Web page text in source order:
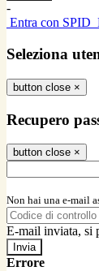
-
Entra con SPID
Seleziona
button close ×
Recupero
button close ×
Non hai una e-mail
E-mail inviata, si
Errore